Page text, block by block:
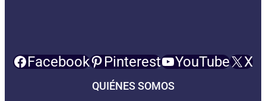
Facebook Pinterest YouTube X
QUIÉNES SOMOS